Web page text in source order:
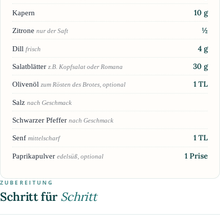
Kapern 10 g
Zitrone nur der Saft ½
Dill frisch 4 g
Salatblätter z.B. Kopfsalat oder Romana 30 g
Olivenöl zum Rösten des Brotes, optional 1 TL
Salz nach Geschmack
Schwarzer Pfeffer nach Geschmack
Senf mittelscharf 1 TL
Paprikapulver edelsüß, optional 1 Prise
ZUBEREITUNG
Schritt für Schritt